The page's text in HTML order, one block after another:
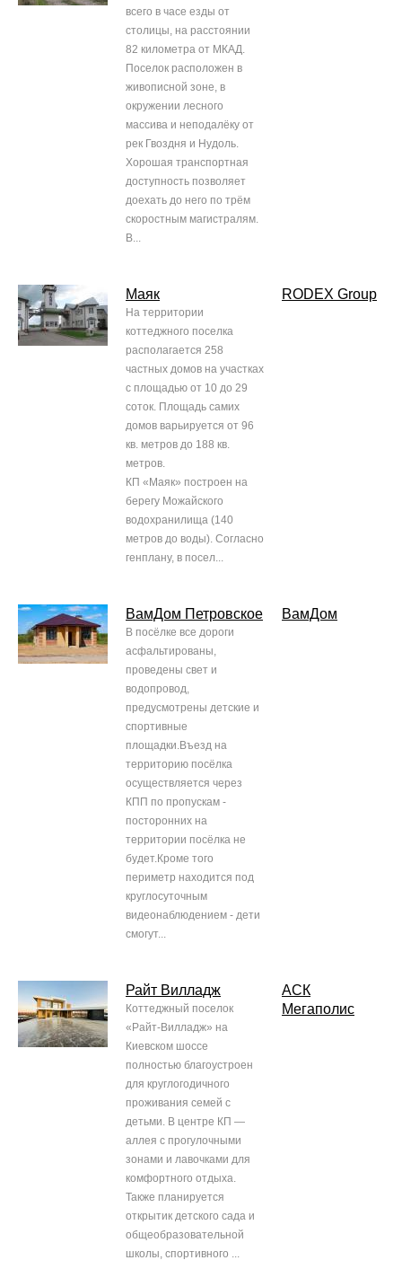
всего в часе езды от
столицы, на расстоянии
82 километра от МКАД.
Поселок расположен в
живописной зоне, в
окружении лесного
массива и неподалёку от
рек Гвоздня и Нудоль.
Хорошая транспортная
доступность позволяет
доехать до него по трём
скоростным магистралям.
В...
Маяк
На территории
коттеджного поселка
располагается 258
частных домов на участках
с площадью от 10 до 29
соток. Площадь самих
домов варьируется от 96
кв. метров до 188 кв.
метров.
КП «Маяк» построен на
берегу Можайского
водохранилища (140
метров до воды). Согласно
генплану, в посел...
RODEX Group
ВамДом Петровское
В посёлке все дороги
асфальтированы,
проведены свет и
водопровод,
предусмотрены детские и
спортивные
площадки.Въезд на
территорию посёлка
осуществляется через
КПП по пропускам -
посторонних на
территории посёлка не
будет.Кроме того
периметр находится под
круглосуточным
видеонаблюдением - дети
смогут...
ВамДом
Райт Вилладж
Коттеджный поселок
«Райт-Вилладж» на
Киевском шоссе
полностью благоустроен
для круглогодичного
проживания семей с
детьми. В центре КП —
аллея с прогулочными
зонами и лавочками для
комфортного отдыха.
Также планируется
открытик детского сада и
общеобразовательной
школы, спортивного ...
АСК
Мегаполис